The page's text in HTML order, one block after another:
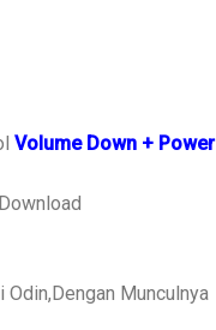
Volume Down + Power
Munculnya